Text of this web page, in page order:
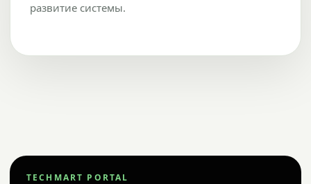
развитие системы.
TECHMART PORTAL